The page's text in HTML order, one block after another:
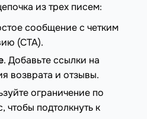
из трех писем:
сообщение с четким
(CTA).
. Добавьте ссылки на
возврата и отзывы.
ограничение по
чтобы подтолкнуть к